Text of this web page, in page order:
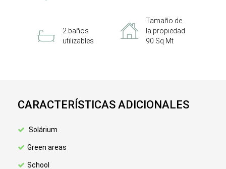
2 baños
utilizables
Tamaño de
la propiedad
90 Sq Mt
CARACTERÍSTICAS ADICIONALES
Solárium
Green areas
School